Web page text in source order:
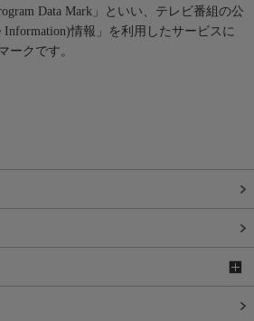
Data Mark」といい、テレビ番組の公
Information)情報」を利用したサービスに
ークです。